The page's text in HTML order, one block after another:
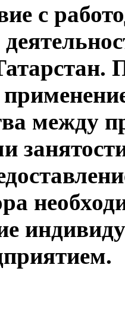
с
между